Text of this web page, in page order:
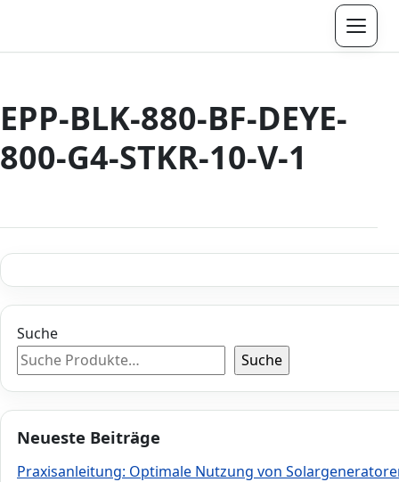
Menü
EPP-BLK-880-BF-DEYE-
800-G4-STKR-10-V-1
Suche
Suche
Neueste Beiträge
Praxisanleitung: Optimale Nutzung von